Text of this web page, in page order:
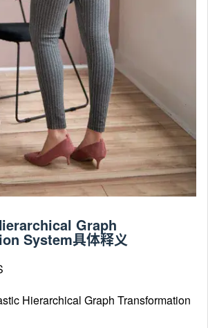
Graph
System具体释义
Hierarchical Graph Transformation